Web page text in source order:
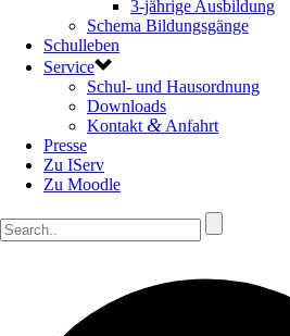
3-jährige Ausbildung
Schema Bildungsgänge
Schulleben
Service
Schul- und Hausordnung
Downloads
Kontakt & Anfahrt
Presse
Zu IServ
Zu Moodle